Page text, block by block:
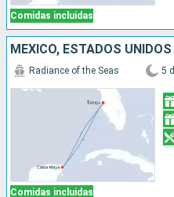
Comidas incluidas
MÉXICO, ESTADOS UNIDOS
Comidas incluidas
Radiance of the Seas 5 d